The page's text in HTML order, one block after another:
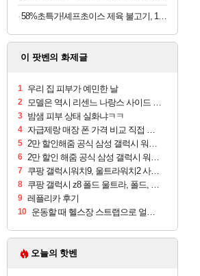
58%초특가!셰프초이스 제육 불고기, 1.5kg, 1개
이 팟벤의 화제글
1 우리 집 피부가 예민한 날
2 모델은 역시 리센느 나랑스 사이드 1.25L 1박스
3 밤샘 피부 상태 실화냐ㅋㅋ
4 자급제랑 매장 폰 가격 비교 직접 안가도 되네요
5 2만 할인해줌 공식 삼성 갤럭시 워치9 크림, 40mm, 블루투스
6 2만 할인 해줌 공식 삼성 갤럭시 워치9 실버, 44mm, 블루투스
7 쿠팡 갤럭시워치9, 울트라워치2 사전구매 혜택 받아보세요
8 쿠팡 갤럭시 z8 폴드 울트라, 폴드, 플립 사전예약
9 레플리카 후기
10 운동할 때 헬스장 스트랩으로 얼굴 만졌다가 볼 뒤집어짐
오늘의 핫벤